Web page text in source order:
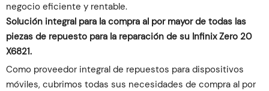
negocio eficiente y rentable.
Solución integral para la compra al por mayor de todas las
piezas de repuesto para la reparación de su Infinix Zero 20
X6821.
Como proveedor integral de repuestos para dispositivos
móviles, cubrimos todas sus necesidades de compra al por